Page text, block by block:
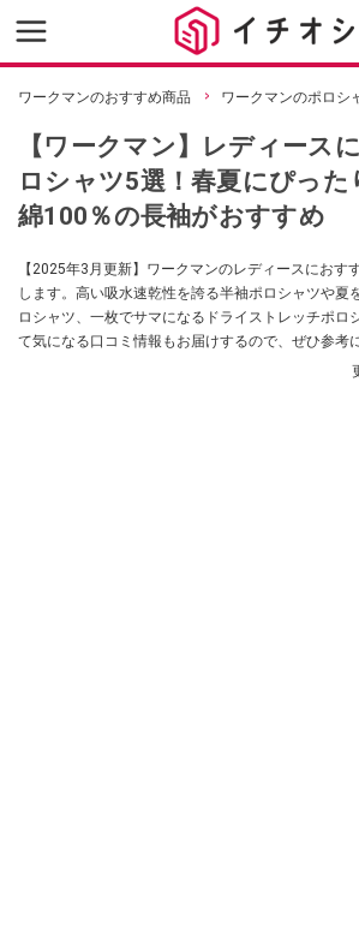
ワークマンのおすすめ商品 ワークマンのポロシ
【ワークマン】レディース
ロシャツ5選！春夏にぴった
綿100％の長袖がおすすめ
【2025年3月更新】ワークマンのレディースにおす
します。高い吸水速乾性を誇る半袖ポロシャツや夏
ロシャツ、一枚でサマになるドライストレッチポロ
て気になる口コミ情報もお届けするので、ぜひ参考